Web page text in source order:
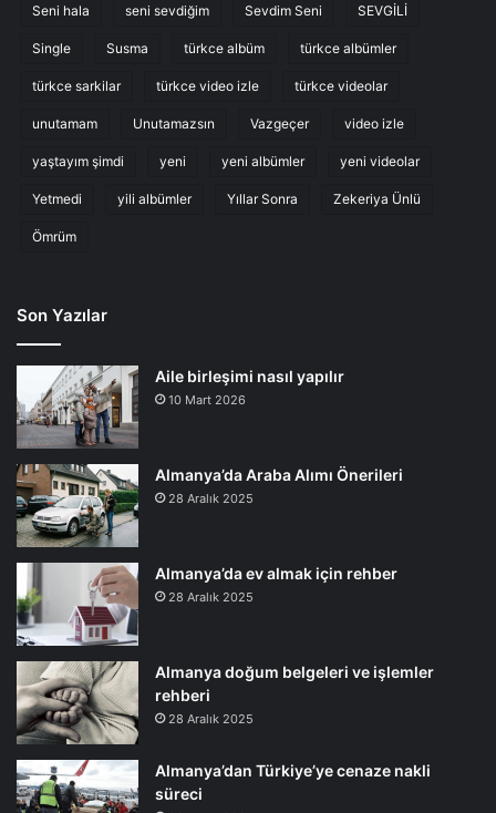
Seni hala seni sevdiğim Sevdim Seni SEVGİLİ
Single Susma türkce albüm türkce albümler
türkce sarkilar türkce video izle türkce videolar
unutamam Unutamazsın Vazgeçer video izle
yaştayım şimdi yeni yeni albümler yeni videolar
Yetmedi yili albümler Yıllar Sonra Zekeriya Ünlü
Ömrüm
Son Yazılar
Aile birleşimi nasıl yapılır
10 Mart 2026
Almanya’da Araba Alımı Önerileri
28 Aralık 2025
Almanya’da ev almak için rehber
28 Aralık 2025
Almanya doğum belgeleri ve işlemler
rehberi
28 Aralık 2025
Almanya’dan Türkiye’ye cenaze nakli
süreci